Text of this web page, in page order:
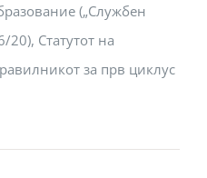
(„Службен
Статутот на
за прв циклус